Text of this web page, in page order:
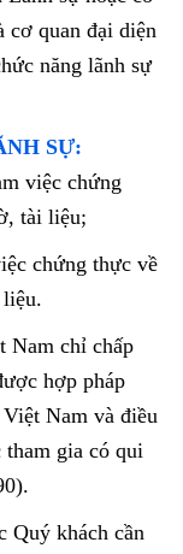
cơ quan đại diện
năng lãnh sự
SỰ:
việc chứng
tài liệu;
chứng thực về
Nam chỉ chấp
hợp pháp
Nam và điều
gia có qui
Quý khách cần